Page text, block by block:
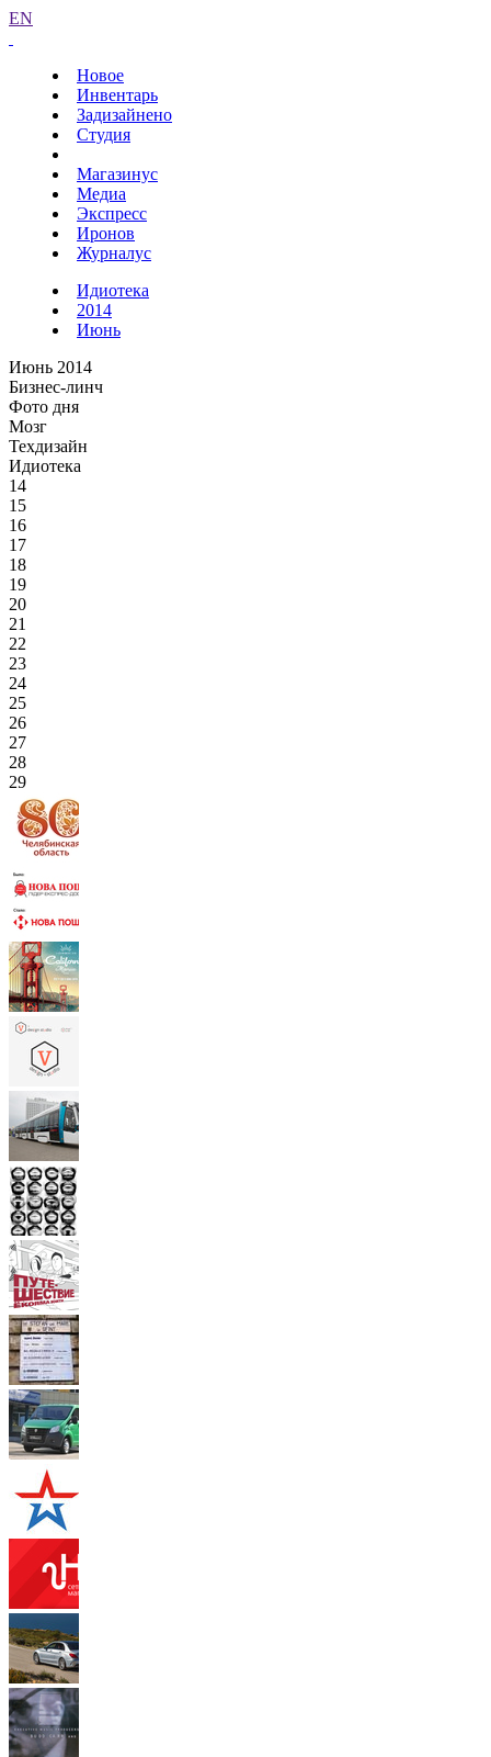
EN
Новое
Инвентарь
Задизайнено
Студия
Магазинус
Медиа
Экспресс
Иронов
Журналус
Идиотека
2014
Июнь
Июнь 2014
Бизнес-линч
Фото дня
Мозг
Техдизайн
Идиотека
14
15
16
17
18
19
20
21
22
23
24
25
26
27
28
29